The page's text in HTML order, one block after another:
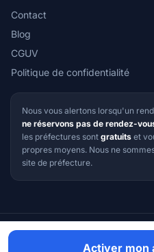
Activer mon
Contact
Blog
CGUV
Politique de confidentialité
Nous vous alertons lorsqu'un
ne réservons pas de rendez-
les préfectures sont gratuits et
propres moyens. Nous ne
site de préfecture.
© 2026 RDV
Si votre préfecture ou votre